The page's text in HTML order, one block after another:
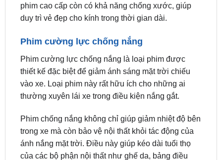
Phim cường lực chống nắng
thiết kế đặc biệt để giảm ánh sáng mặt trời chiếu
vào xe. Loại phim này rất hữu ích cho những ai
thường xuyên lái xe trong điều kiện nắng gắt.
Phim chống nắng không chỉ giúp giảm nhiệt độ bên
ánh nắng mặt trời. Điều này giúp kéo dài tuổi thọ
của các bộ phận nội thất như ghế da, bảng điều
khiển và các chi tiết khác.